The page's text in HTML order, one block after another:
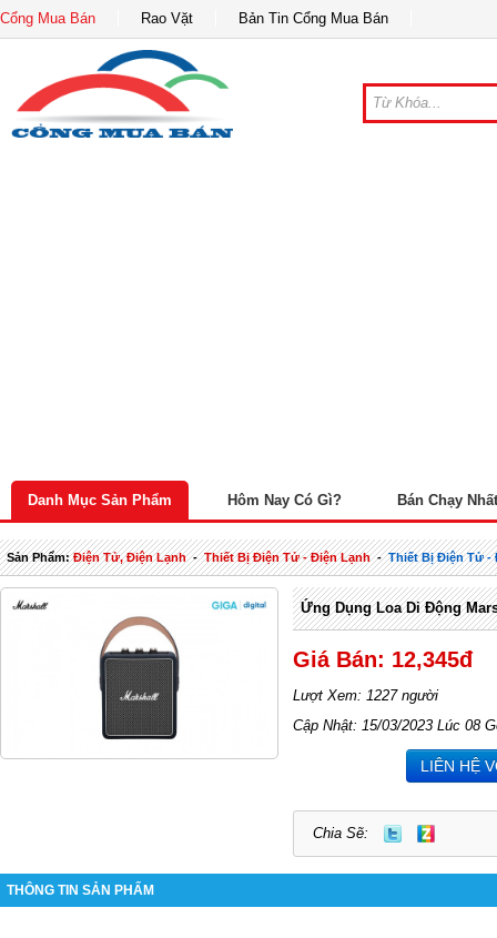
Cổng Mua Bán Rao Vặt Bản Tin Cổng Mua Bán
Danh Mục Sản Phẩm Hôm Nay Có Gì? Bán Chạy Nhất
Sản Phẩm:Điện Tử, Điện Lạnh-Thiết Bị Điện Tử - Điện Lạnh-Thiết Bị Điện Tử -
Ứng Dụng Loa Di Động
Giá Bán: 12,345đ
Lượt Xem: 1227 người
Cập Nhật: 15/03/2023 Lúc 08
LIÊN HỆ
Chia Sẽ:
THÔNG TIN SẢN PHẨM